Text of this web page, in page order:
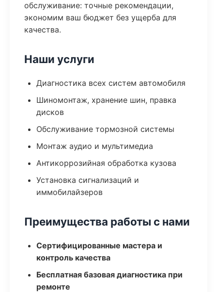
обслуживание: точные рекомендации,
экономим ваш бюджет без ущерба для
качества.
Наши услуги
Диагностика всех систем автомобиля
Шиномонтаж, хранение шин, правка
дисков
Обслуживание тормозной системы
Монтаж аудио и мультимедиа
Антикоррозийная обработка кузова
Установка сигнализаций и
иммобилайзеров
Преимущества работы с нами
Сертифицированные мастера и
контроль качества
Бесплатная базовая диагностика при
ремонте